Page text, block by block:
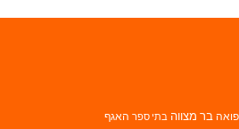
בר מצווה בתי ספר האגף